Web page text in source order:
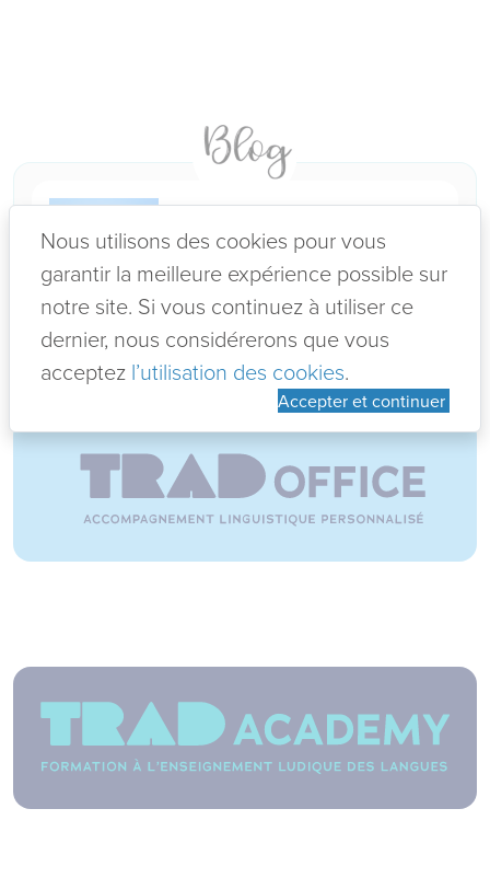
02-07-2026
VOTRE ADO EST EN ECHEC EN
NDLS ?!
5 jours à ne pas manquer pour les
Lire +
KIT ANNIVERSAIRE EVEIL AUX
LANGUES
Lire +
12-06-2026
12-06-2026
Comment obtenir un devis
Lire +
Nous utilisons des cookies pour vous
garantir la meilleure expérience possible sur
notre site. Si vous continuez à utiliser ce
dernier, nous considérerons que vous
acceptez l’utilisation des cookies.
Accepter et continuer